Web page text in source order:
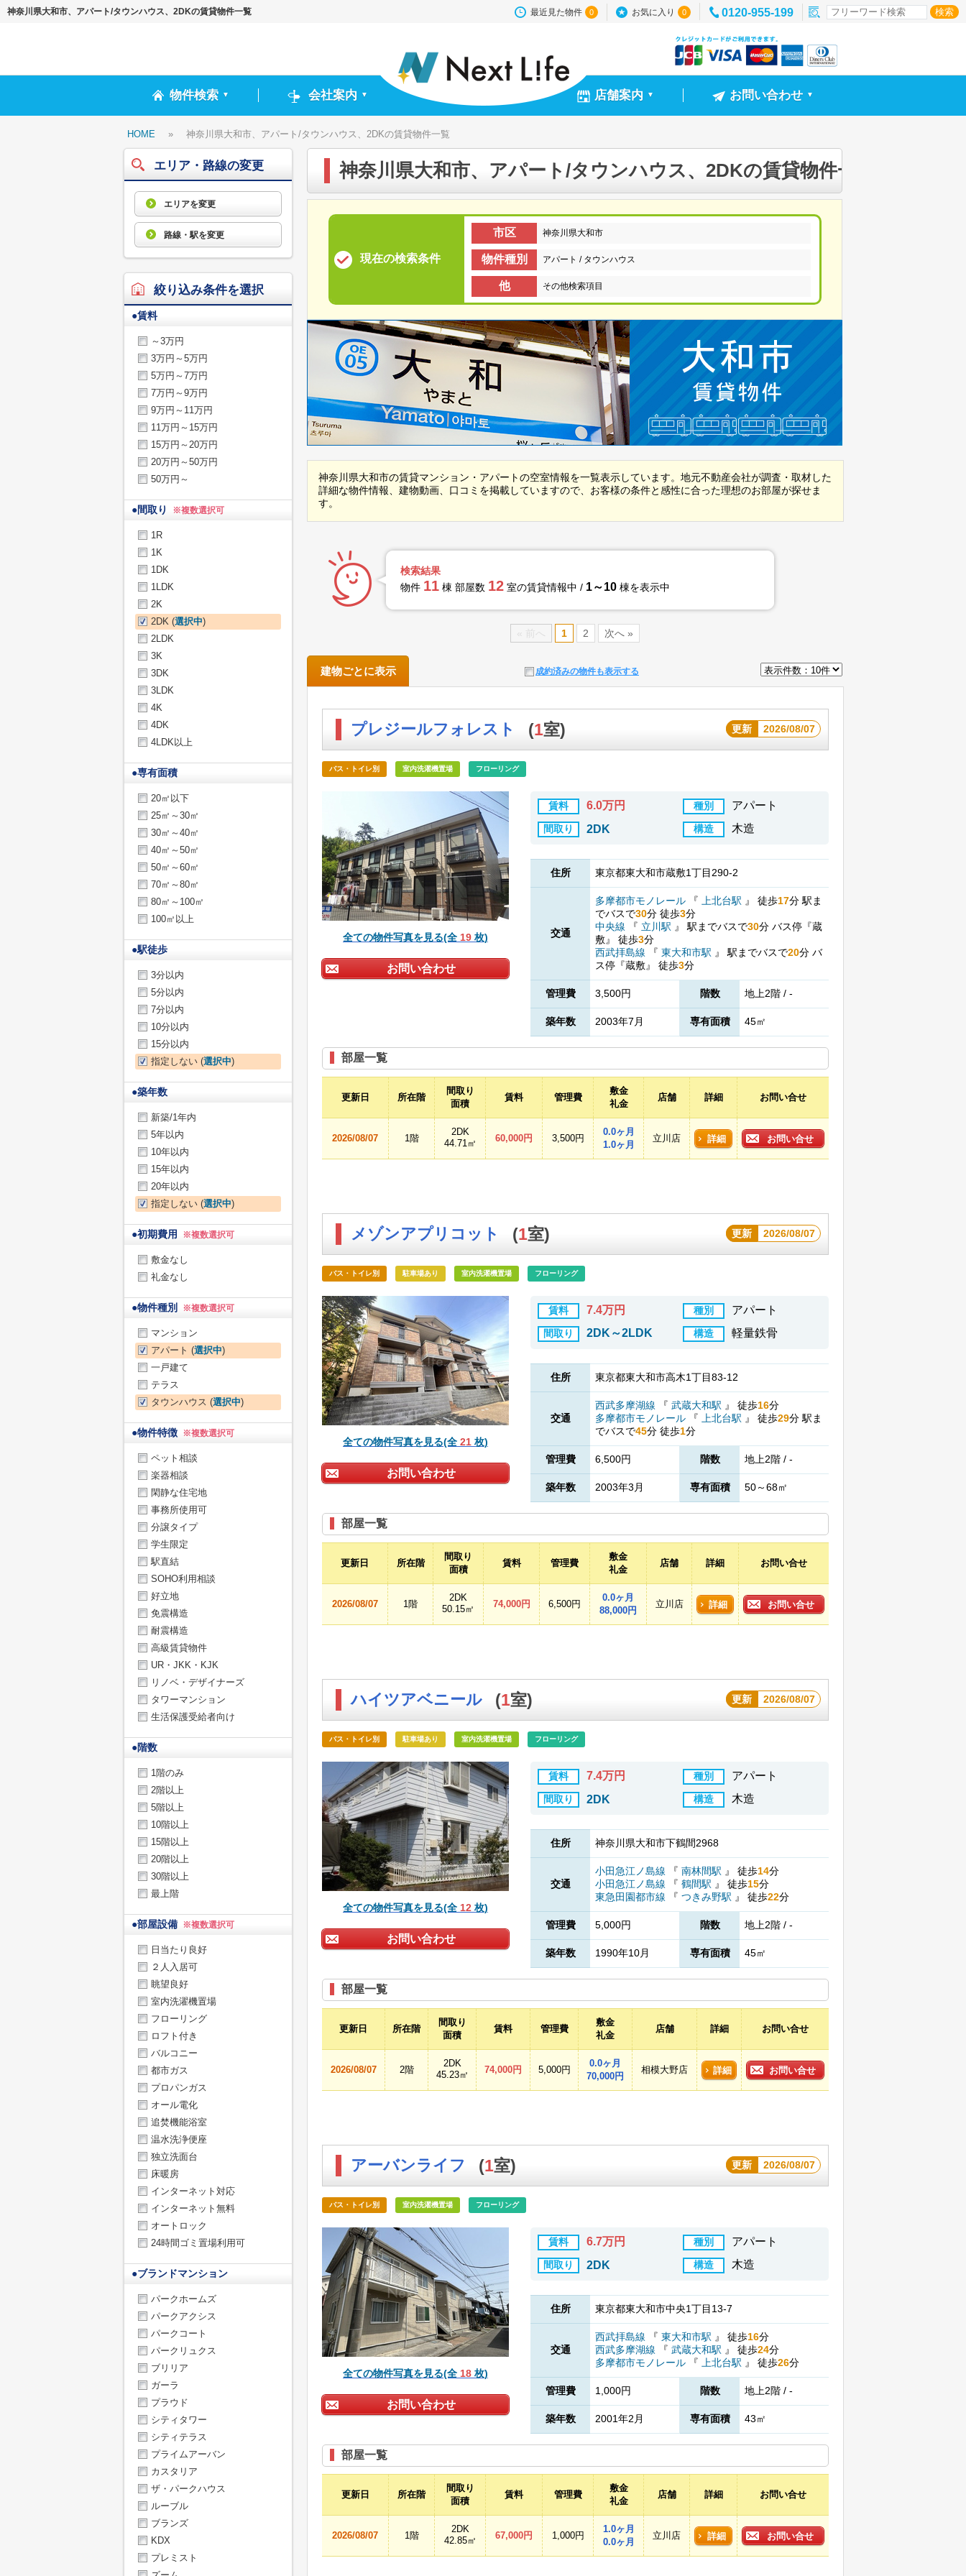
神奈川県大和市、アパート/タウンハウス、2DKの賃貸物件一覧 最近見た物件 0 お気に入り 0 0120-955-199
物件検索 ▼ 会社案内 ▼ 店舗案内 ▼ お問い合わせ ▼
HOME » 神奈川県大和市、アパート/タウンハウス、2DKの賃貸物件一覧
神奈川県大和市、アパート/タウンハウス、2DKの賃貸物件一覧
現在の検索条件
市区 神奈川県大和市
物件種別 アパート / タウンハウス
他 その他検索項目
神奈川県大和市の賃貸マンション・アパートの空室情報を一覧表示しています。地元不動産会社が調査・取材した
詳細な物件情報、建物動画、口コミを掲載していますので、お客様の条件と感性に合った理想のお部屋が探せま
す。
検索結果
物件 11 棟 部屋数 12 室の賃貸情報中 / 1～10 棟を表示中
« 前へ 1 2 次へ »
成約済みの物件も表示する
建物ごとに表示
プレジールフォレスト (1室) 更新 2026/08/07
バス・トイレ別 室内洗濯機置場 フローリング
全ての物件写真を見る(全 19 枚)
お問い合わせ
賃料 6.0万円 種別 アパート
間取り 2DK 構造 木造
住所 東京都東大和市蔵敷1丁目290-2
交通
多摩都市モノレール 『 上北台駅 』 徒歩17分 駅ま
でバスで30分 徒歩3分
中央線
『 立川駅 』 駅までバスで30分 バス停『蔵
敷』 徒歩3分
西武拝島線
『 東大和市駅 』 駅までバスで20分 バ
ス停『蔵敷』 徒歩3分
管理費 3,500円 階数 地上2階 / -
築年数 2003年7月 専有面積 45㎡
部屋一覧
更新日 所在階
間取り
面積
賃料 管理費
敷金
礼金
店舗 詳細 お問い合せ
2026/08/07 1階
2DK
44.71㎡
60,000円 3,500円
0.0ヶ月
1.0ヶ月
立川店 詳細 お問い合せ
メゾンアプリコット (1室) 更新 2026/08/07
バス・トイレ別 駐車場あり 室内洗濯機置場 フローリング
全ての物件写真を見る(全 21 枚)
お問い合わせ
賃料 7.4万円 種別 アパート
間取り 2DK～2LDK 構造 軽量鉄骨
住所 東京都東大和市高木1丁目83-12
交通
西武多摩湖線 『 武蔵大和駅 』 徒歩16分
多摩都市モノレール
『 上北台駅 』 徒歩29分 駅ま
でバスで45分 徒歩1分
管理費 6,500円 階数 地上2階 / -
築年数 2003年3月 専有面積 50～68㎡
部屋一覧
更新日 所在階
間取り
面積
賃料 管理費
敷金
礼金
店舗 詳細 お問い合せ
2026/08/07 1階
2DK
50.15㎡
74,000円 6,500円
0.0ヶ月
88,000円
立川店 詳細 お問い合せ
ハイツアベニール (1室) 更新 2026/08/07
バス・トイレ別 駐車場あり 室内洗濯機置場 フローリング
全ての物件写真を見る(全 12 枚)
お問い合わせ
賃料 7.4万円 種別 アパート
間取り 2DK 構造 木造
住所 神奈川県大和市下鶴間2968
交通
小田急江ノ島線 『 南林間駅 』 徒歩14分
小田急江ノ島線
『 鶴間駅 』 徒歩15分
東急田園都市線
『 つきみ野駅 』 徒歩22分
管理費 5,000円 階数 地上2階 / -
築年数 1990年10月 専有面積 45㎡
部屋一覧
更新日 所在階
間取り
面積
賃料 管理費
敷金
礼金
店舗 詳細 お問い合せ
2026/08/07 2階
2DK
45.23㎡
74,000円 5,000円
0.0ヶ月
70,000円
相模大野店 詳細 お問い合せ
アーバンライフ (1室) 更新 2026/08/07
バス・トイレ別 室内洗濯機置場 フローリング
全ての物件写真を見る(全 18 枚)
お問い合わせ
賃料 6.7万円 種別 アパート
間取り 2DK 構造 木造
住所 東京都東大和市中央1丁目13-7
交通
西武拝島線 『 東大和市駅 』 徒歩16分
西武多摩湖線
『 武蔵大和駅 』 徒歩24分
多摩都市モノレール
『 上北台駅 』 徒歩26分
管理費 1,000円 階数 地上2階 / -
築年数 2001年2月 専有面積 43㎡
部屋一覧
更新日 所在階
間取り
面積
賃料 管理費
敷金
礼金
店舗 詳細 お問い合せ
2026/08/07 1階
2DK
42.85㎡
67,000円 1,000円
1.0ヶ月
0.0ヶ月
立川店 詳細 お問い合せ
エリア・路線の変更
エリアを変更
路線・駅を変更
絞り込み条件を選択
●賃料
～3万円
3万円～5万円
5万円～7万円
7万円～9万円
9万円～11万円
11万円～15万円
15万円～20万円
20万円～50万円
50万円～
●間取り ※複数選択可
1R
1K
1DK
1LDK
2K
2DK (選択中)
2LDK
3K
3DK
3LDK
4K
4DK
4LDK以上
●専有面積
20㎡以下
25㎡～30㎡
30㎡～40㎡
40㎡～50㎡
50㎡～60㎡
70㎡～80㎡
80㎡～100㎡
100㎡以上
●駅徒歩
3分以内
5分以内
7分以内
10分以内
15分以内
指定しない (選択中)
●築年数
新築/1年内
5年以内
10年以内
15年以内
20年以内
指定しない (選択中)
●初期費用 ※複数選択可
敷金なし
礼金なし
●物件種別 ※複数選択可
マンション
アパート (選択中)
一戸建て
テラス
タウンハウス (選択中)
●物件特徴 ※複数選択可
ペット相談
楽器相談
閑静な住宅地
事務所使用可
分譲タイプ
学生限定
駅直結
SOHO利用相談
好立地
免震構造
耐震構造
高級賃貸物件
UR・JKK・KJK
リノベ・デザイナーズ
タワーマンション
生活保護受給者向け
●階数
1階のみ
2階以上
5階以上
10階以上
15階以上
20階以上
30階以上
最上階
●部屋設備 ※複数選択可
日当たり良好
２人入居可
眺望良好
室内洗濯機置場
フローリング
ロフト付き
バルコニー
都市ガス
プロパンガス
オール電化
追焚機能浴室
温水洗浄便座
独立洗面台
床暖房
インターネット対応
インターネット無料
オートロック
24時間ゴミ置場利用可
●ブランドマンション
パークホームズ
パークアクシス
パークコート
パークリュクス
ブリリア
ガーラ
プラウド
シティタワー
シティテラス
プライムアーバン
カスタリア
ザ・パークハウス
ルーブル
ブランズ
KDX
プレミスト